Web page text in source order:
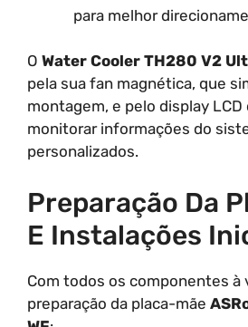
para melhor
O Water Cooler TH280 V2
pela sua fan magnética, que
montagem, e pelo display
monitorar informações do
personalizados.
Preparação Da
E Instalações
Com todos os componentes à
preparação da placa-mãe